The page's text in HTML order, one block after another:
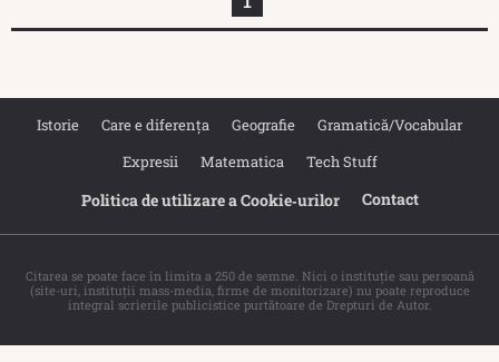
Istorie Care e diferența Geografie
Gramatică/Vocabular
Expresii
Matematica Tech Stuff
Politica de utilizare a Cookie‐urilor Contact
Citarea se poate face în limita a 250 de semne. Nici o instituţie sau persoană
(site-uri, instituţii mass-media, firme de monitorizare) nu poate reproduce
integral scrierile publicistice purtătoare de Drepturi de Autor.